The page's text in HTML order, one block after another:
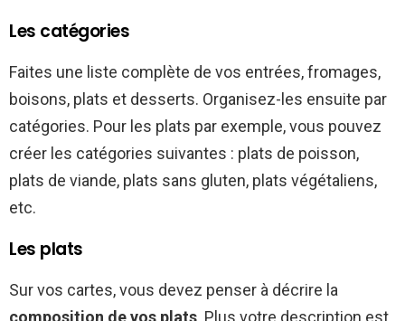
Les catégories
Faites une liste complète de vos entrées, fromages,
boisons, plats et desserts. Organisez-les ensuite par
catégories. Pour les plats par exemple, vous pouvez
créer les catégories suivantes : plats de poisson,
plats de viande, plats sans gluten, plats végétaliens,
etc.
Les plats
Sur vos cartes, vous devez penser à décrire la
composition de vos plats. Plus votre description est